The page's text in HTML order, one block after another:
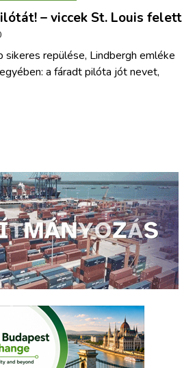
– viccek St. Louis felett
sikeres repülése, Lindbergh emléke
a fáradt pilóta jót nevet,